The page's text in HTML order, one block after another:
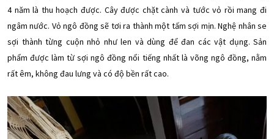
4 năm là thu hoạch được. Cây được chặt cành và tước vỏ rồi mang đi
ngâm nước. Vỏ ngô đồng sẽ tơi ra thành một tấm sợi mịn. Nghệ nhân se
sợi thành từng cuộn nhỏ như len và dùng để đan các vật dụng. Sản
phẩm được làm từ sợi ngô đồng nổi tiếng nhất là võng ngô đồng, nằm
rất êm, không đau lưng và có độ bền rất cao.